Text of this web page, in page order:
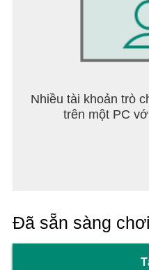
Nhiều tài khoản trò
trên một PC
Đã sẵn sàng